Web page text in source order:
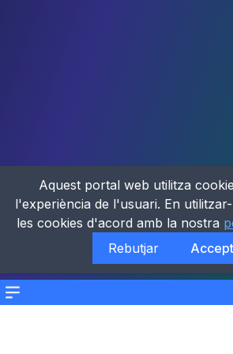
Menu
Aquest portal web utilitza
l'experiència de l'usuari. En
les cookies d'acord amb la nostra
Rebutjar